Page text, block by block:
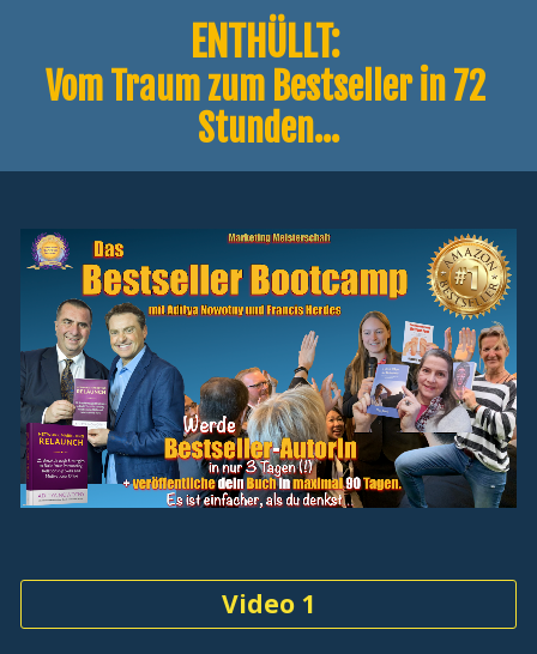
ENTHÜLLT:
Vom Traum zum Bestseller in 72
Stunden...
Video 1